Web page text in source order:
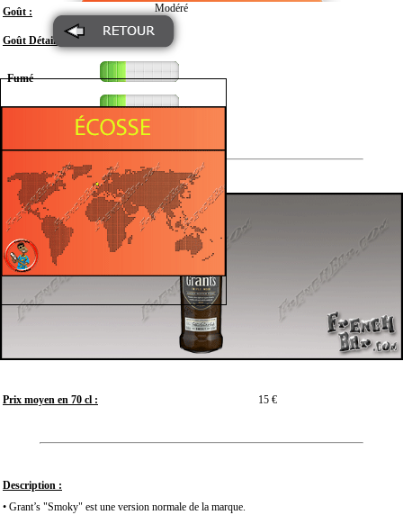
Goût : Modéré
Goût Détail :
Fumé
Tourbé
Prix moyen en 70 cl : 15 €
Description :
• Grant’s "Smoky" est une version normale de la marque.